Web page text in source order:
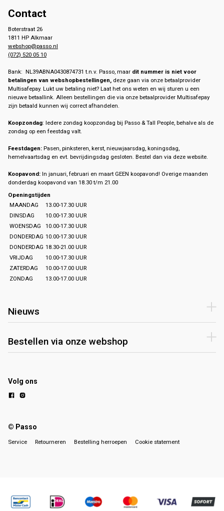
Contact
Boterstraat 26
1811 HP Alkmaar
webshop@passo.nl
(072) 520 05 10
Bank: NL39ABNA0430874731 t.n.v. Passo, maar dit nummer is niet voor
betalingen van webshopbestellingen, deze gaan via onze betaalprovider
Multisafepay. Lukt uw betaling niet? Laat het ons weten en wij sturen u een
nieuwe betaallink. Alleen bestellingen die via onze betaalprovider Multisafepay
zijn betaald kunnen wij correct afhandelen.
Koopzondag: Iedere zondag koopzondag bij Passo & Tall People, behalve als de
zondag op een feestdag valt.
Feestdagen: Pasen, pinksteren, kerst, nieuwjaarsdag, koningsdag,
hemelvaartsdag en evt. bevrijdingsdag gesloten. Bestel dan via deze website.
Koopavond: In januari, februari en maart GEEN koopavond! Overige maanden
donderdag koopavond van 18.30 t/m 21.00
Openingstijden
MAANDAG
13.00-17.30 UUR
DINSDAG
10.00-17.30 UUR
WOENSDAG
10.00-17.30 UUR
DONDERDAG 10.00-17.30 UUR
DONDERDAG 18.30-21.00 UUR
VRIJDAG
10.00-17.30 UUR
ZATERDAG
10.00-17.00 UUR
ZONDAG
13.00-17.00 UUR
Nieuws
Bestellen via onze webshop
Volg ons
© Passo
Service Retourneren Bestelling herroepen Cookie statement